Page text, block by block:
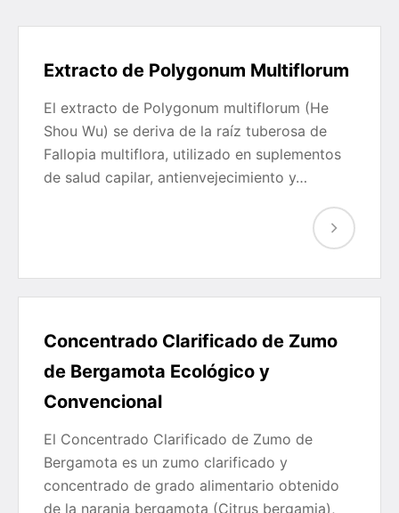
Extracto de Polygonum Multiflorum
El extracto de Polygonum multiflorum (He
Shou Wu) se deriva de la raíz tuberosa de
Fallopia multiflora, utilizado en suplementos
de salud capilar, antienvejecimiento y…
Concentrado Clarificado de Zumo
de Bergamota Ecológico y
Convencional
El Concentrado Clarificado de Zumo de
Bergamota es un zumo clarificado y
concentrado de grado alimentario obtenido
de la naranja bergamota (Citrus bergamia),